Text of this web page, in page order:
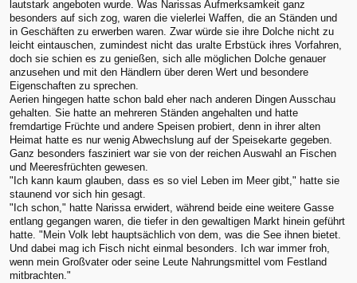
lautstark angeboten wurde. Was Narissas Aufmerksamkeit ganz
besonders auf sich zog, waren die vielerlei Waffen, die an Ständen und
in Geschäften zu erwerben waren. Zwar würde sie ihre Dolche nicht zu
leicht eintauschen, zumindest nicht das uralte Erbstück ihres Vorfahren,
doch sie schien es zu genießen, sich alle möglichen Dolche genauer
anzusehen und mit den Händlern über deren Wert und besondere
Eigenschaften zu sprechen.
Aerien hingegen hatte schon bald eher nach anderen Dingen Ausschau
gehalten. Sie hatte an mehreren Ständen angehalten und hatte
fremdartige Früchte und andere Speisen probiert, denn in ihrer alten
Heimat hatte es nur wenig Abwechslung auf der Speisekarte gegeben.
Ganz besonders fasziniert war sie von der reichen Auswahl an Fischen
und Meeresfrüchten gewesen.
"Ich kann kaum glauben, dass es so viel Leben im Meer gibt," hatte sie
staunend vor sich hin gesagt.
"Ich schon," hatte Narissa erwidert, während beide eine weitere Gasse
entlang gegangen waren, die tiefer in den gewaltigen Markt hinein geführt
hatte. "Mein Volk lebt hauptsächlich von dem, was die See ihnen bietet.
Und dabei mag ich Fisch nicht einmal besonders. Ich war immer froh,
wenn mein Großvater oder seine Leute Nahrungsmittel vom Festland
mitbrachten."